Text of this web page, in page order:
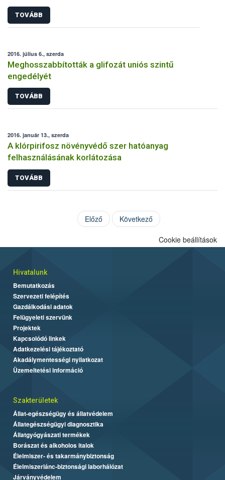
TOVÁBB
2016. július 6., szerda
Meghosszabbították a glifozát uniós szintű
engedélyét
TOVÁBB
2016. január 13., szerda
A klórpirifosz növényvédő szer hatóanyag
felhasználásának korlátozása
TOVÁBB
Előző Következő
Cookie beállítások
Hivatalunk
Bemutatkozás
Szervezeti felépítés
Gazdálkodási adatok
Felügyeleti szervünk
Projektek
Kapcsolódó linkek
Adatkezelési tájékoztató
Akadálymentességi nyilatkozat
Üzemeltetési információ
Szakterületek
Állat-egészségügy és állatvédelem
Állategészségügyi diagnosztika
Állatgyógyászati termékek
Borászat és alkoholos italok
Élelmiszer- és takarmánybiztonság
Élelmiszerlánc-biztonsági laborhálózat
Járványvédelem